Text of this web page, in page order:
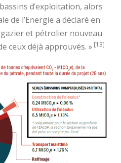
d’exploitation, alors
de l’Energie a déclaré en
et pétrolier nouveau
ceux déjà approuvés. » [13]